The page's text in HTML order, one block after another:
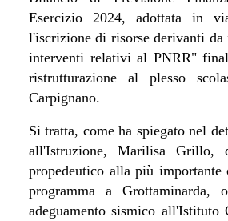
Esercizio 2024, adottata in
l'iscrizione di risorse derivanti
interventi relativi al PNRR"
ristrutturazione al plesso
Carpignano.
Si tratta, come ha spiegato nel
all'Istruzione, Marilisa Grillo,
propedeutico alla più importante
programma a
adeguamento sismico all'Istituto